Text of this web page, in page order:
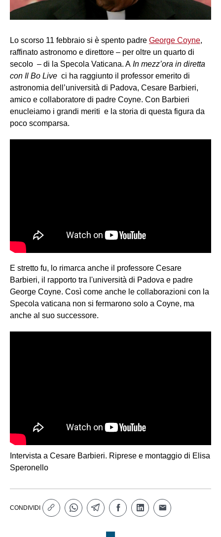
Lo scorso 11 febbraio si è spento padre George Coyne,
raffinato astronomo e direttore – per oltre un quarto di
secolo – di la Specola Vaticana. A In mezz’ora in diretta
con Il Bo Live ci ha raggiunto il professor emerito di
astronomia dell’università di Padova, Cesare Barbieri,
amico e collaboratore di padre Coyne. Con Barbieri
enucleiamo i grandi meriti e la storia di questa figura da
poco scomparsa.
E stretto fu, lo rimarca anche il professore Cesare
Barbieri, il rapporto tra l'università di Padova e padre
George Coyne. Così come anche le collaborazioni con la
Specola vaticana non si fermarono solo a Coyne, ma
anche al suo successore.
Intervista a Cesare Barbieri. Riprese e montaggio di Elisa
Speronello
CONDIVIDI